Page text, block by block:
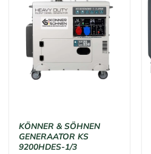
KÖNNER & SÖHNEN
GENERAATOR KS
9200HDES-1/3